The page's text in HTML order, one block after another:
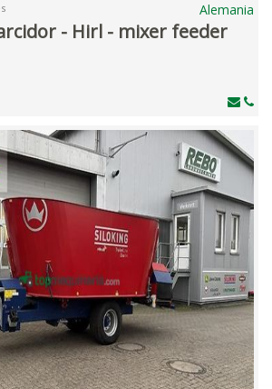
Alemania
- Hirl - mixer feeder